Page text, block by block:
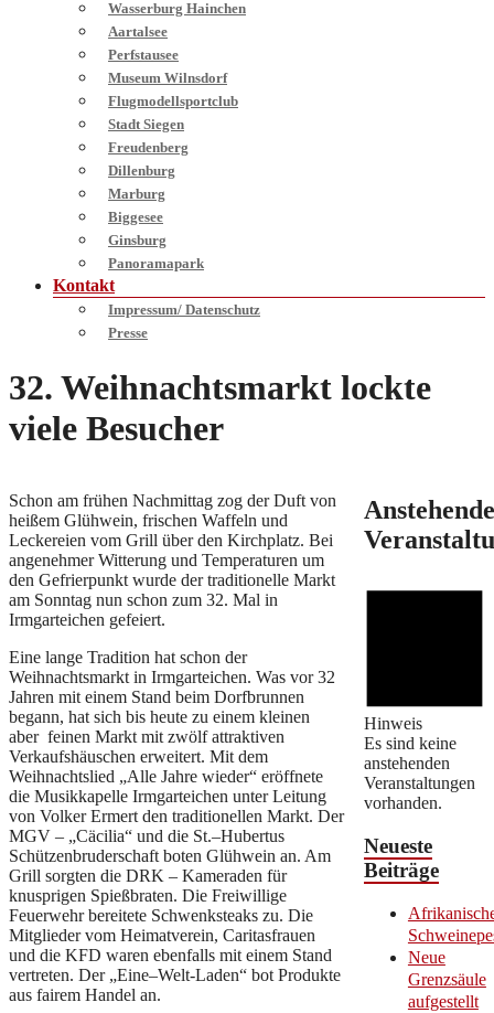
Wasserburg Hainchen
Aartalsee
Perfstausee
Museum Wilnsdorf
Flugmodellsportclub
Stadt Siegen
Freudenberg
Dillenburg
Marburg
Biggesee
Ginsburg
Panoramapark
Kontakt
Impressum/ Datenschutz
Presse
32. Weihnachtsmarkt lockte
viele Besucher
Schon am frühen Nachmittag zog der Duft von
heißem Glühwein, frischen Waffeln und
Leckereien vom Grill über den Kirchplatz. Bei
angenehmer Witterung und Temperaturen um
den Gefrierpunkt wurde der traditionelle Markt
am Sonntag nun schon zum 32. Mal in
Irmgarteichen gefeiert.
Eine lange Tradition hat schon der
Weihnachtsmarkt in Irmgarteichen. Was vor 32
Jahren mit einem Stand beim Dorfbrunnen
begann, hat sich bis heute zu einem kleinen
aber feinen Markt mit zwölf attraktiven
Verkaufshäuschen erweitert. Mit dem
Weihnachtslied „Alle Jahre wieder“ eröffnete
die Musikkapelle Irmgarteichen unter Leitung
von Volker Ermert den traditionellen Markt. Der
MGV – „Cäcilia“ und die St.–Hubertus
Schützenbruderschaft boten Glühwein an. Am
Grill sorgten die DRK – Kameraden für
knusprigen Spießbraten. Die Freiwillige
Feuerwehr bereitete Schwenksteaks zu. Die
Mitglieder vom Heimatverein, Caritasfrauen
und die KFD waren ebenfalls mit einem Stand
vertreten. Der „Eine–Welt-Laden“ bot Produkte
aus fairem Handel an.
Anstehende
Hinweis
Es sind keine
anstehenden
Veranstaltungen
vorhanden.
Neueste
Beiträge
Neue
Grenzsäule
aufgestellt